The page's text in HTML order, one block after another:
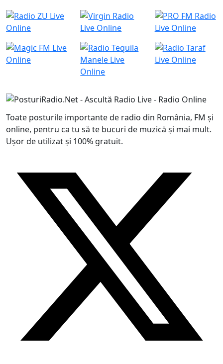
Toate posturile importante de radio din România, FM și
online, pentru ca tu să te bucuri de muzică și mai mult.
Ușor de utilizat și 100% gratuit.